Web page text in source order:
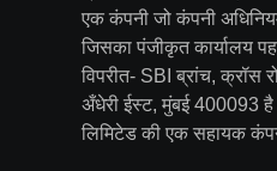
एक कंपनी जो कंपनी
जिसका पंजीकृत कार्यालय
विपरीत- SBI ब्रांच, क्रॉस
अँधेरी ईस्ट, मुंबई 400093
लिमिटेड की एक सहायक